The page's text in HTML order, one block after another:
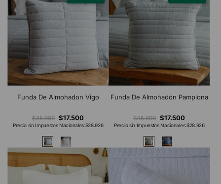
Funda De Almohadon Vigo
$35.000 $17.500
Precio sin Impuestos Nacionales:$28.926
Funda De Almohadón Pamplona
$35.000 $17.500
Precio sin Impuestos Nacionales:$28.926